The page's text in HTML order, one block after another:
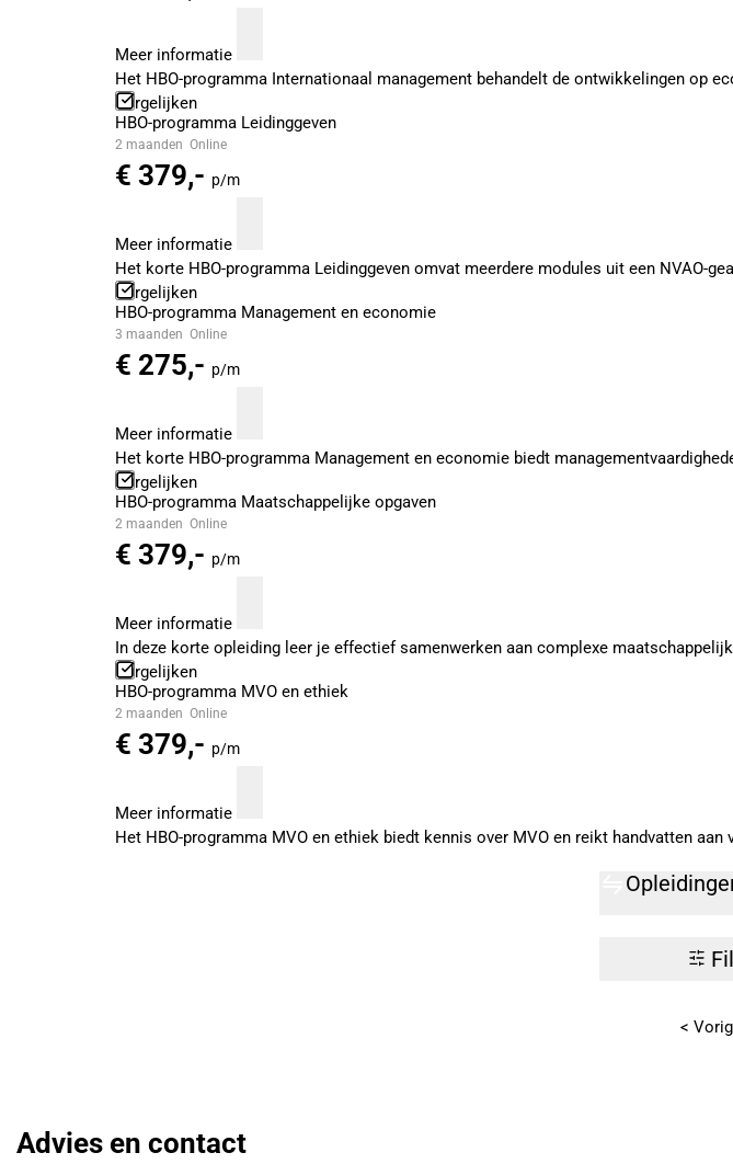
Meer informatie
Het HBO-programma Internationaal management behandelt de ontwikkelingen op
Vergelijken
HBO-programma Leidinggeven
2 maanden Online
€ 379,- p/m
Meer informatie
Het korte HBO-programma Leidinggeven omvat meerdere modules uit een NVAO-
Vergelijken
HBO-programma Management en economie
3 maanden Online
€ 275,- p/m
Meer informatie
Het korte HBO-programma Management en economie biedt
Vergelijken
HBO-programma Maatschappelijke opgaven
2 maanden Online
€ 379,- p/m
Meer informatie
In deze korte opleiding leer je effectief samenwerken aan complexe
Vergelijken
HBO-programma MVO en ethiek
2 maanden Online
€ 379,- p/m
Meer informatie
Het HBO-programma MVO en ethiek biedt kennis over MVO en reikt handvatten
<
Advies en contact